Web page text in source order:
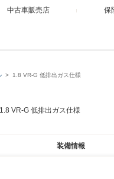
中古車販売店 保
1.8 VR-G 低排出ガス仕様
VR-G 低排出ガス仕様
装備情報